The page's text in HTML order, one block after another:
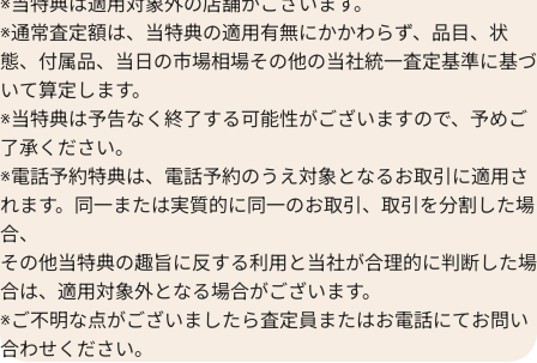
シャネル サングラス
参考買取価格
12,000 円
2026年3月3日時点
シャネル サングラ
参考買取価格
2026年5月3日時点
※通常査定額は、当特典の適用有無にかかわらず、品目、状
態、付属品、当日の市場相場その他の当社統一査定基準に基づ
いて算定します。
※当特典は予告なく終了する可能性がございますので、予めご
了承ください。
※電話予約特典は、電話予約のうえ対象となるお取引に適用さ
れます。同一または実質的に同一のお取引、取引を分割した場
合、
その他当特典の趣旨に反する利用と当社が合理的に判断した場
合は、適用対象外となる場合がございます。
※ご不明な点がございましたら査定員またはお電話にてお問い
合わせください。